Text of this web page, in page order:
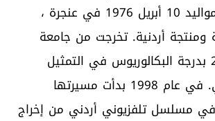
مبارك السيوف ؛ مواليد 10 أبريل 1976 في عنجرة ،
ومنتجة أردنية. تخرجت من جامعة
اليرموك عام 2001 بدرجة البكالوريوس في التمثيل
والإخراج المسرحي. في عام 1998 بدأت مسيرتها
في مسلسل تلفزيوني أردني من إخراج